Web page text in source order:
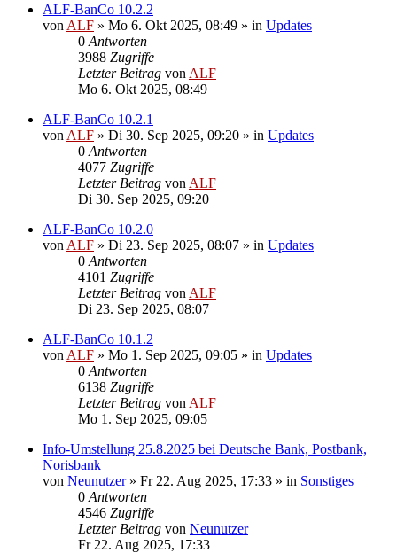
ALF-BanCo 10.2.2
von ALF » Mo 6. Okt 2025, 08:49 » in Updates
0 Antworten
3988 Zugriffe
Letzter Beitrag von ALF
Mo 6. Okt 2025, 08:49
ALF-BanCo 10.2.1
von ALF » Di 30. Sep 2025, 09:20 » in Updates
0 Antworten
4077 Zugriffe
Letzter Beitrag von ALF
Di 30. Sep 2025, 09:20
ALF-BanCo 10.2.0
von ALF » Di 23. Sep 2025, 08:07 » in Updates
0 Antworten
4101 Zugriffe
Letzter Beitrag von ALF
Di 23. Sep 2025, 08:07
ALF-BanCo 10.1.2
von ALF » Mo 1. Sep 2025, 09:05 » in Updates
0 Antworten
6138 Zugriffe
Letzter Beitrag von ALF
Mo 1. Sep 2025, 09:05
Info-Umstellung 25.8.2025 bei Deutsche Bank, Postbank,
Norisbank
von Neunutzer» Fr 22. Aug 2025, 17:33 » in Sonstiges
0 Antworten
4546 Zugriffe
Letzter Beitrag von Neunutzer
Fr 22. Aug 2025, 17:33